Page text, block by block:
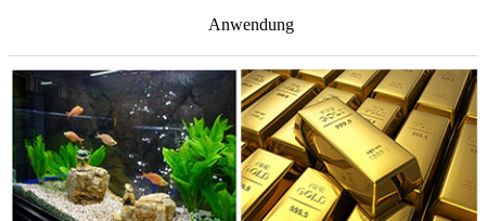
Anwendung